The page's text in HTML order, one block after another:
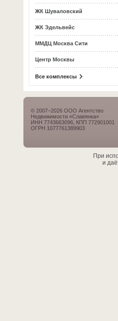
ЖК Шуваловский
ЖК Эдельвейс
ММДЦ Москва Сити
Центр Москвы
Все комплексы
© 2007–2026 ООО Агентство
Недвижимости «Славянка»
ИНН 7743663096, КПП 772901001
ОГРН 1077761389903
При
и